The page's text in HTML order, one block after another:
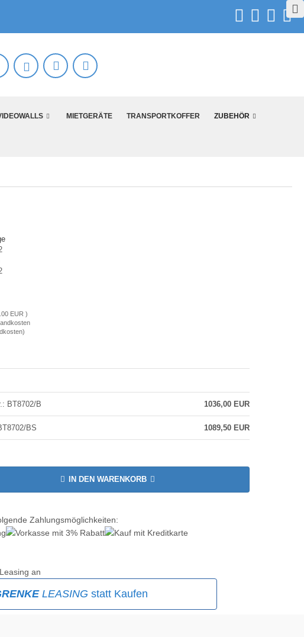
MIETGERÄTE TRANSPORTKOFFER ZUBEHÖR
EUR )
BT8702/B 1036,00 EUR
BS 1089,50 EUR
IN DEN WARENKORB
Zahlungsmöglichkeiten:
an
LEASING statt Kaufen